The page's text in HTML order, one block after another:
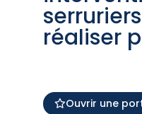
réaliser
Ouvrir une